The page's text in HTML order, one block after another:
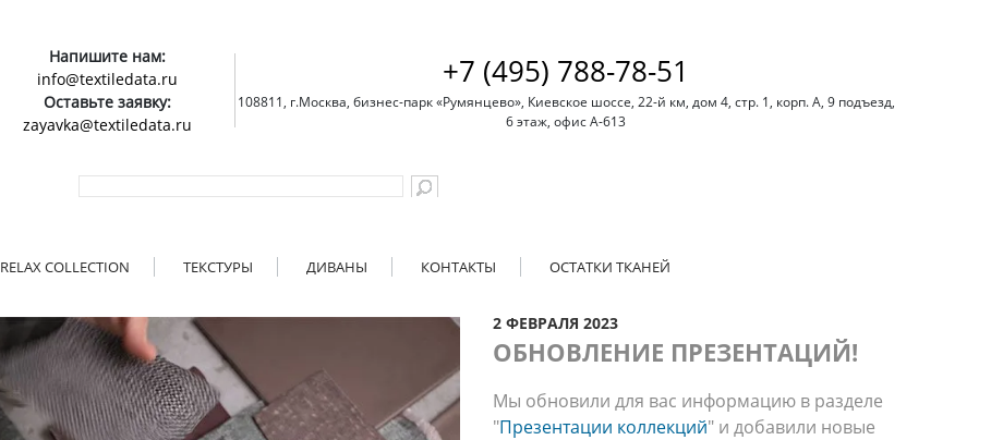
Напишите нам:
info@textiledata.ru
Оставьте заявку:
zayavka@textiledata.ru
+7 (495) 788-78-51
108811, г.Москва, бизнес-парк «Румянцево», Киевское шоссе, 22-й км, дом 4, стр. 1, корп. А, 9 подъезд,
6 этаж, офис А-613
RELAX COLLECTION ТЕКСТУРЫ ДИВАНЫ КОНТАКТЫ ОСТАТКИ ТКАНЕЙ
2 ФЕВРАЛЯ 2023
ОБНОВЛЕНИЕ ПРЕЗЕНТАЦИЙ!
Мы обновили для вас информацию в разделе
"Презентации коллекций" и добавили новые